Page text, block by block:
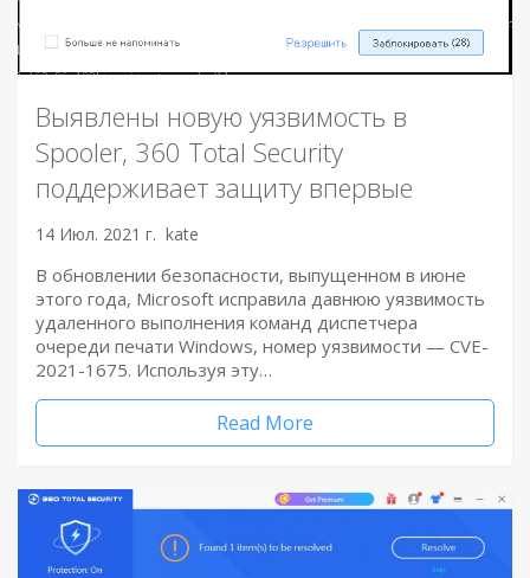
Выявлены новую уязвимость в
Spooler, 360 Total Security
поддерживает защиту впервые
14 Июл. 2021 г. kate
В обновлении безопасности, выпущенном в июне
этого года, Microsoft исправила давнюю уязвимость
удаленного выполнения команд диспетчера
очереди печати Windows, номер уязвимости — CVE-
2021-1675. Используя эту…
Read More